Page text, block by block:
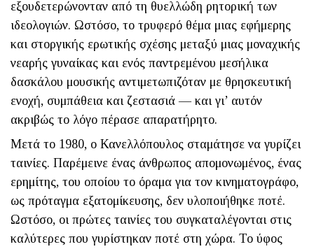
εξουδετερώνονταν από τη θυελ­λώδη ρητορική των
ιδεολογιών. Ωστόσο, το τρυφερό θέμα μιας εφήμερης
και στοργικής ερωτικής σχέσης μεταξύ μιας μοναχικής
νεα­ρής γυναίκας και ενός παντρεμένου μεσήλικα
δασκάλου μουσικής αντιμετωπιζόταν με θρησκευτική
ενοχή, συμπάθεια και ζεστασιά — και γι’ αυτόν
ακριβώς το λόγο πέρασε απαρατήρητο.
Μετά το 1980, ο Κανελλόπουλος σταμάτησε να γυρίζει
ταινίες. Παρέμεινε ένας άνθρωπος απομονωμένος, ένας
ερημίτης, του ­οποίου το όραμα για τον κινηματογράφο,
ως πρόταγμα εξατομίκευσης, δεν υλοποιήθηκε ποτέ.
Ωστόσο, οι πρώτες ταινίες του συγκαταλέγονται στις
καλύτερες που γυρίστηκαν ποτέ στη χώρα. Το ύφος